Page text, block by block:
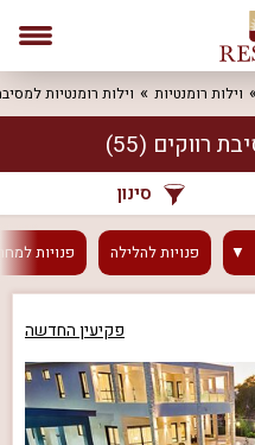
וילות רומנטיות וילות רומנטיות
רווקים (55)
סינון
פנויותלהלילה פנויות
פקיעין החדשה